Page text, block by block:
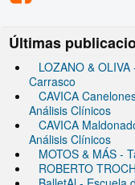
Últimas
LOZANO &
Carrasco
CAVICA
Análisis Clínicos
CAVICA
Análisis Clínicos
MOTOS & MÁS -
ROBERTO